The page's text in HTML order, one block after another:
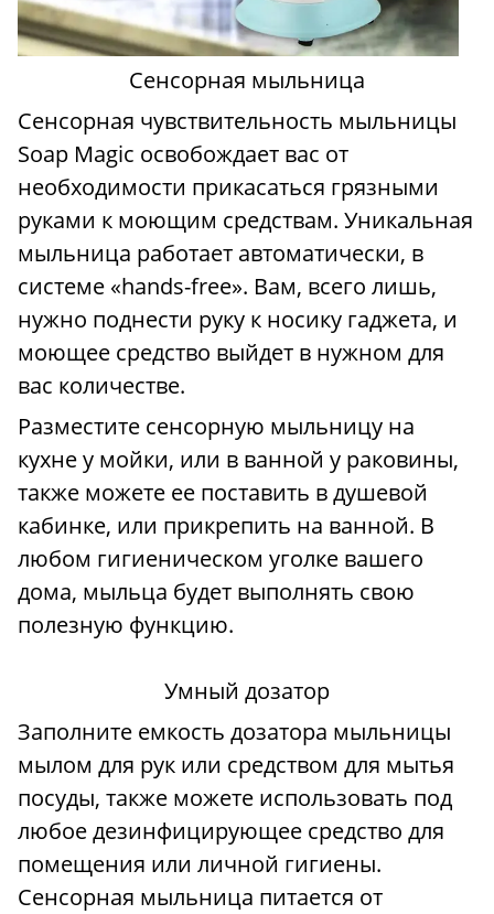
Сенсорная мыльница
Сенсорная чувствительность мыльницы
Soap Magic освобождает вас от
необходимости прикасаться грязными
руками к моющим средствам. Уникальная
мыльница работает автоматически, в
системе «hands-free». Вам, всего лишь,
нужно поднести руку к носику гаджета, и
моющее средство выйдет в нужном для
вас количестве.
Разместите сенсорную мыльницу на
кухне у мойки, или в ванной у раковины,
также можете ее поставить в душевой
кабинке, или прикрепить на ванной. В
любом гигиеническом уголке вашего
дома, мыльца будет выполнять свою
полезную функцию.
Умный дозатор
Заполните емкость дозатора мыльницы
мылом для рук или средством для мытья
посуды, также можете использовать под
любое дезинфицирующее средство для
помещения или личной гигиены.
Сенсорная мыльница питается от